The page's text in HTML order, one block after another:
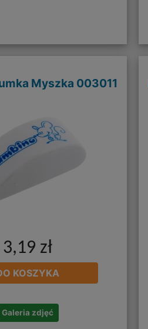
Myszka 003011
3,19 zł
KOSZYKA
Galeria zdjęć